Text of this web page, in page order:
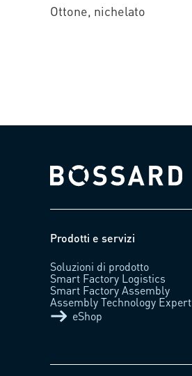
Ottone, nichelato
Bossard homepage
Prodotti e servizi
Soluzioni di prodotto
Smart Factory Logistics
Smart Factory Assembly
Assembly Technology Expert
eShop